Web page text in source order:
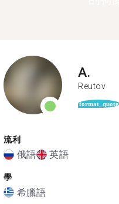
A.
Reutov
format_quote
流利
俄語 英語
學
希臘語